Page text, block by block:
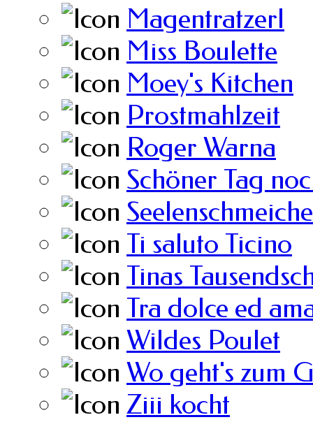
Magentratzerl
Miss Boulette
Moey's Kitchen
Prostmahlzeit
Roger Warna
Schöner Tag
Ti saluto Ticino
Tinas
Tra dolce ed
Wildes Poulet
Wo geht's zum
Ziii kocht